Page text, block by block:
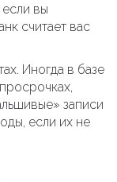
вы
считает вас
Иногда в базе
записи
если их не